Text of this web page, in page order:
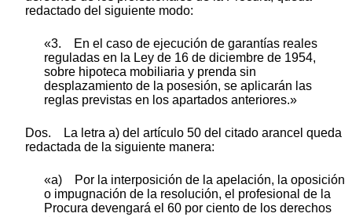
redactado del siguiente modo:
«3. En el caso de ejecución de garantías reales
reguladas en la Ley de 16 de diciembre de 1954,
sobre hipoteca mobiliaria y prenda sin
desplazamiento de la posesión, se aplicarán las
reglas previstas en los apartados anteriores.»
Dos. La letra a) del artículo 50 del citado arancel queda
redactada de la siguiente manera:
«a) Por la interposición de la apelación, la oposición
o impugnación de la resolución, el profesional de la
Procura devengará el 60 por ciento de los derechos